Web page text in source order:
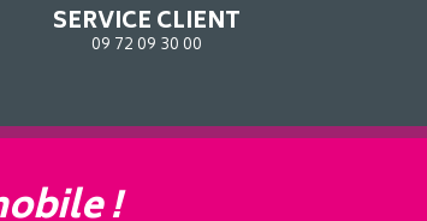
SERVICE CLIENT
09 72 09 30 00